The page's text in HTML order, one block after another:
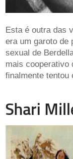
Esta é outra das
era um garoto de
sexual de
mais cooperativo
finalmente tentou
Shari